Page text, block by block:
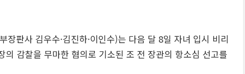
장판사 김우수·김진하·이인수)는 다음 달 8일 자녀 입시 비리
의 감찰을 무마한 혐의로 기소된 조 전 장관의 항소심 선고를